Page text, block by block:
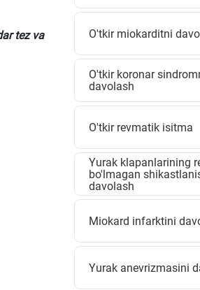
tez va
O'tkir miokarditni
O'tkir koronar
davolash
O'tkir revmatik isitma
Yurak klapanlarining
bo'lmagan
davolash
Miokard infarktini
Yurak anevrizmasini